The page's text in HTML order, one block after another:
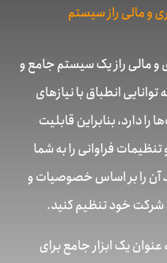
و مالی راز سیستم
و مالی راز یک سیستم جامع و
انطباق با نیازهای
دارد، بنابراین قابلیت
فراوانی را به شما
آن را بر اساس خصوصیات و
شرکت خود تنظیم کنید.
عنوان یک ابزار جامع برای